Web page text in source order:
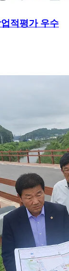
적평가 우수